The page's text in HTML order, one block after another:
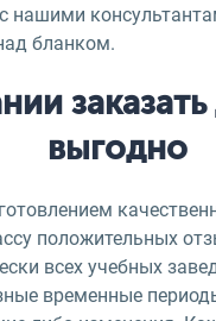
нашими
бланком.
выгодно
положительных
всех учебных
временные